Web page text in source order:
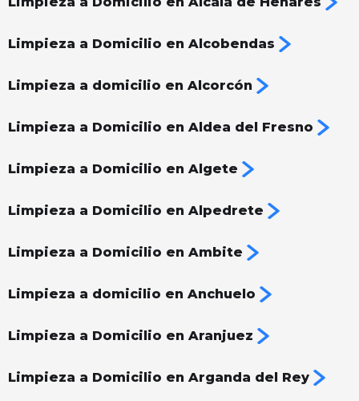
Limpieza a Domicilio en Alcobendas
Limpieza a domicilio en Alcorcón
Limpieza a Domicilio en Aldea del Fresno
Limpieza a Domicilio en Algete
Limpieza a Domicilio en Alpedrete
Limpieza a Domicilio en Ambite
Limpieza a domicilio en Anchuelo
Limpieza a Domicilio en Aranjuez
Limpieza a Domicilio en Arganda del Rey